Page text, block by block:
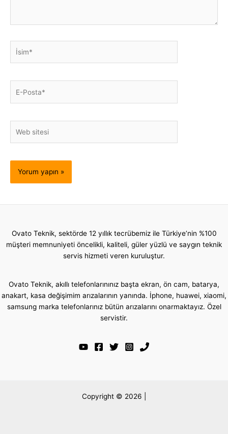
Posta*
sitesi
Ovato Teknik, sektörde 12 yıllık tecrübemiz ile Türkiye’nin %100
müşteri memnuniyeti öncelikli, kaliteli, güler yüzlü ve saygın teknik
servis hizmeti veren kuruluştur.
Ovato Teknik, akıllı telefonlarınınız başta ekran, ön cam, batarya,
anakart, kasa değişimim arızalarının yanında. İphone, huawei, xiaomi,
samsung marka telefonlarınız bütün arızalarını onarmaktayız. Özel
servistir.
Copyright © 2026 |